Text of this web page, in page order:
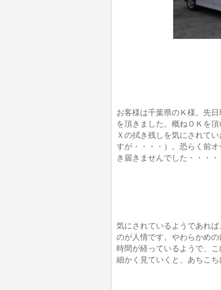
お客様は千葉県のＫ様。先
を頂きました。概ねＯＫを
Ｘの拭き残しを気にされて
すが・・・・）。恐らく前
き届きませんでした・・・・
気にされているようであれ
のが人情です。やわらかめ
時間が経っているようで、
細かく見ていくと、あちこ